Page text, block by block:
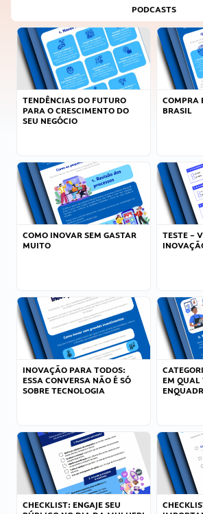
PODCASTS
TENDÊNCIAS DO FUTURO
PARA O CRESCIMENTO DO
SEU NEGÓCIO
COMPRA
BRASIL
COMO INOVAR SEM GASTAR
MUITO
TESTE –
INOVAÇÃO PARA TODOS:
ESSA CONVERSA NÃO É SÓ
SOBRE TECNOLOGIA
EM QUAL
CHECKLIST: ENGAJE SEU